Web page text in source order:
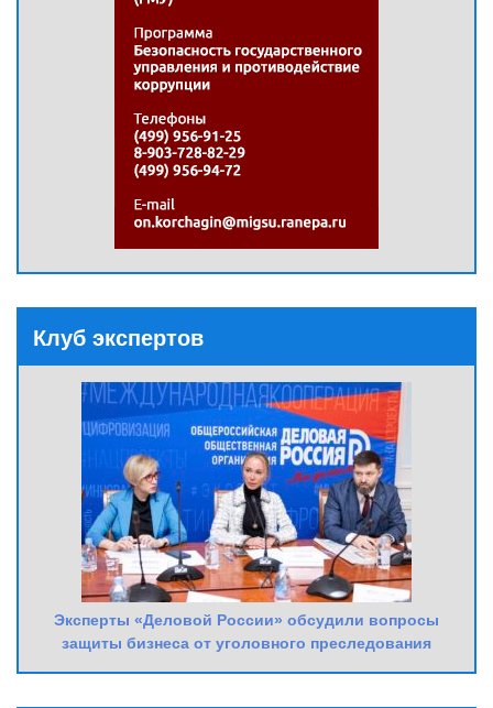
Клуб экспертов
Эксперты «Деловой России» обсудили вопросы
защиты бизнеса от уголовного преследования